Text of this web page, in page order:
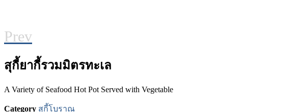
Prev
สุกี้ยากี้รวมมิตรทะเล
A Variety of Seafood Hot Pot Served with Vegetable
Category สุกี้โบราณ